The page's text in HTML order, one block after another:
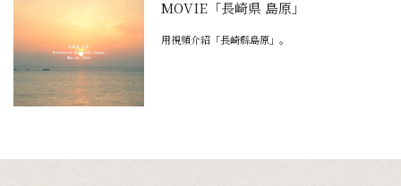
MOVIE「長崎県 島原」
用視頻介紹「長崎縣島原」。